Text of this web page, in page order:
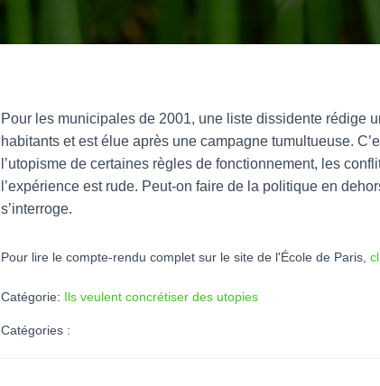
Pour les municipales de 2001, une liste dissidente rédige
habitants et est élue après une campagne tumultueuse.
l’utopisme de certaines règles de fonctionnement, les
l’expérience est rude. Peut-on faire de la politique en
s’interroge.
Pour lire le compte-rendu complet sur le site de l'École de Paris,
Catégorie: Ils veulent concrétiser des utopies
Catégories :